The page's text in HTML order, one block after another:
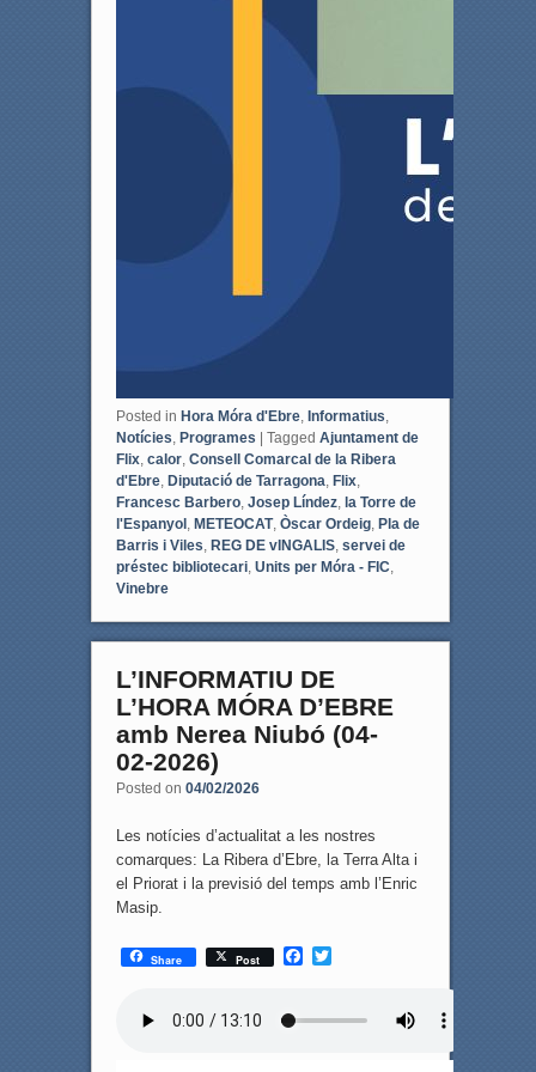
Posted in Hora Móra d'Ebre, Informatius
Notícies Programes | Tagged Ajuntament de
Flix, calor, Consell Comarcal de la Ribera
d'Ebre, Diputació de Tarragona Flix,
Francesc Barbero, Josep Líndez, la Torre de
l'Espanyol, METEOCAT, Òscar Ordeig, Pla de
Barris i Viles REG DE vINGALIS, servei de
préstec bibliotecari, Units per Móra - FIC
Vinebre
L’INFORMATIU DE
L’HORA MÓRA D’EBRE
amb Nerea Niubó (04-
02-2026)
Posted on 04/02/2026
Les notícies d’actualitat a les nostres
comarques: La Ribera d’Ebre, la Terra Alta i
el Priorat i la previsió del temps amb l’Enric
Masip.
Share Post
F
T